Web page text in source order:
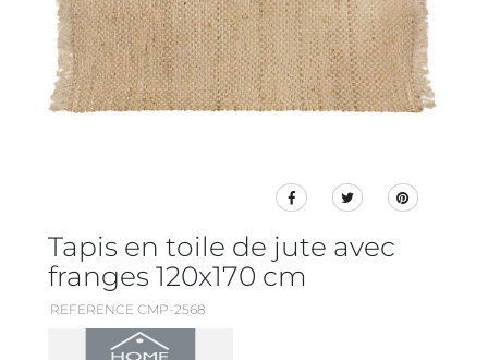
Tapis en toile de jute avec
franges 120x170 cm
REFERENCE CMP-2568